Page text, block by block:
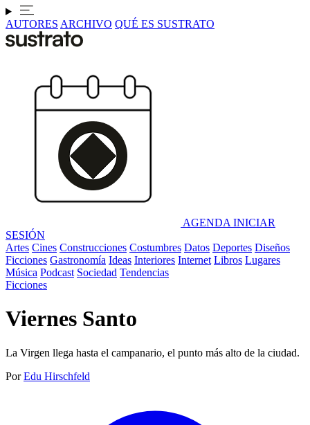
AUTORES ARCHIVO QUÉ ES SUSTRATO
AGENDA INICIAR
SESIÓN
Artes Cines Construcciones Costumbres Datos Deportes Diseños
Ficciones Gastronomía Ideas Interiores Internet Libros Lugares
Música Podcast Sociedad Tendencias
Ficciones
Viernes Santo
La Virgen llega hasta el campanario, el punto más alto de la ciudad.
Por Edu Hirschfeld